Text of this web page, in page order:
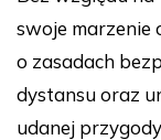
swoje marzenie
o zasadach
dystansu oraz
udanej